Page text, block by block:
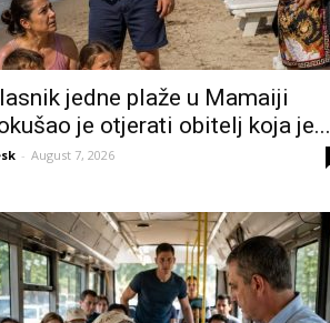
jedne plaže u Mamaiji
je otjerati obitelj koja je...
- August 7, 2026